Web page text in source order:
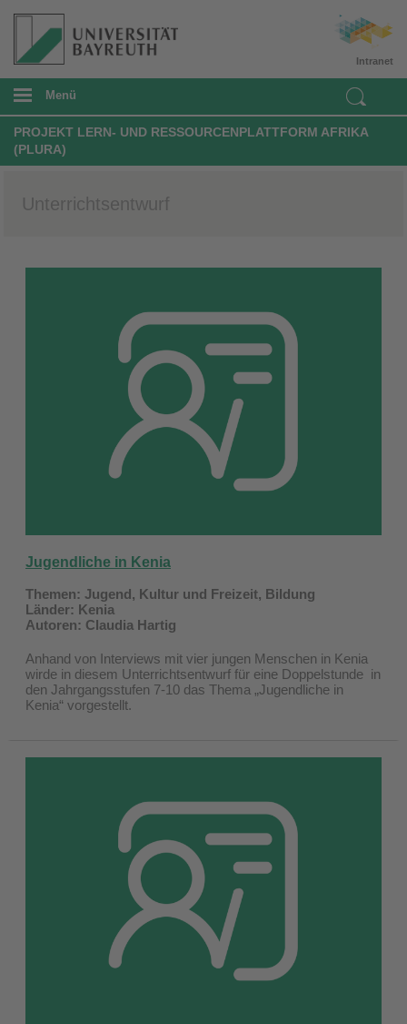
Intranet
Menü
PROJEKT LERN- UND RESSOURCENPLATTFORM AFRIKA
(PLURA)
Unterrichtsentwurf
Jugendliche in Kenia
Themen: Jugend, Kultur und Freizeit, Bildung
Länder: Kenia
Autoren: Claudia Hartig
Anhand von Interviews mit vier jungen Menschen in Kenia
wirde in diesem Unterrichtsentwurf für eine Doppelstunde in
den Jahrgangsstufen 7-10 das Thema „Jugendliche in
Kenia“ vorgestellt.